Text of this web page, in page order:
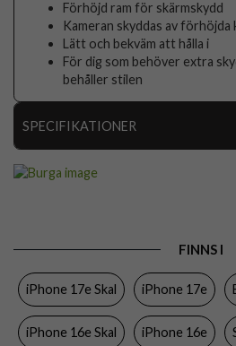
Förhöjd ram för skärmskydd
Kameran skyddas av
Lätt och bekväm att hålla i
För dig som behöver extra
behåller stilen
SPECIFIKATIONER
Material
FINNS I
iPhone 17e Skal iPhone 17e
iPhone 16e Skal iPhone 16e